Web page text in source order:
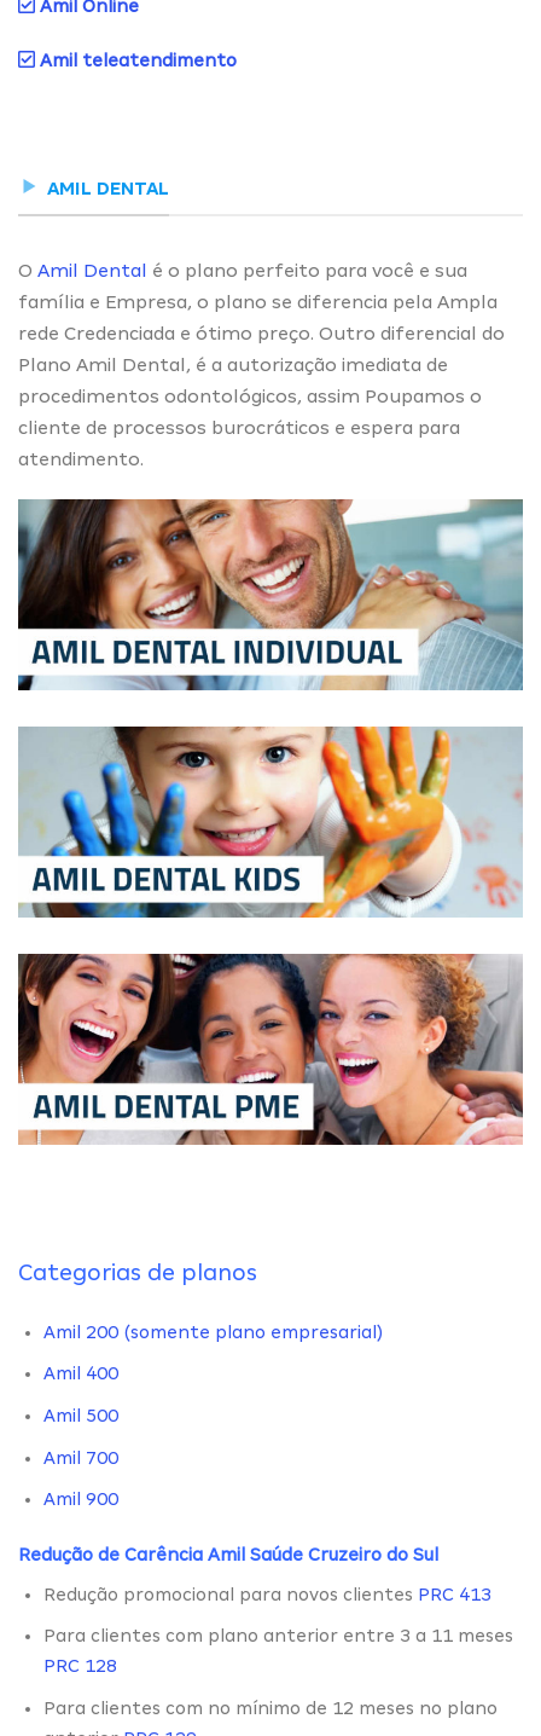
Amil Online
Amil teleatendimento
AMIL DENTAL
O Amil Dental é o plano perfeito para você e sua
família e Empresa, o plano se diferencia pela Ampla
rede Credenciada e ótimo preço. Outro diferencial do
Plano Amil Dental, é a autorização imediata de
procedimentos odontológicos, assim Poupamos o
cliente de processos burocráticos e espera para
atendimento.
Categorias de planos
Amil 200 (somente plano empresarial)
Amil 400
Amil 500
Amil 700
Amil 900
Redução de Carência Amil Saúde Cruzeiro do Sul
Redução promocional para novos clientes PRC 413
Para clientes com plano anterior entre 3 a 11 meses
PRC 128
Para clientes com no mínimo de 12 meses no plano